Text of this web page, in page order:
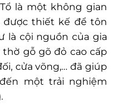
là một không gian
được thiết kế để tôn
là cội nguồn của gia
gỗ gõ đỏ cao cấp
cửa võng,… đã giúp
một trải nghiệm